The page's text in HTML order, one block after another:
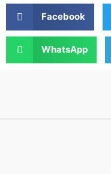
Facebook
WhatsApp